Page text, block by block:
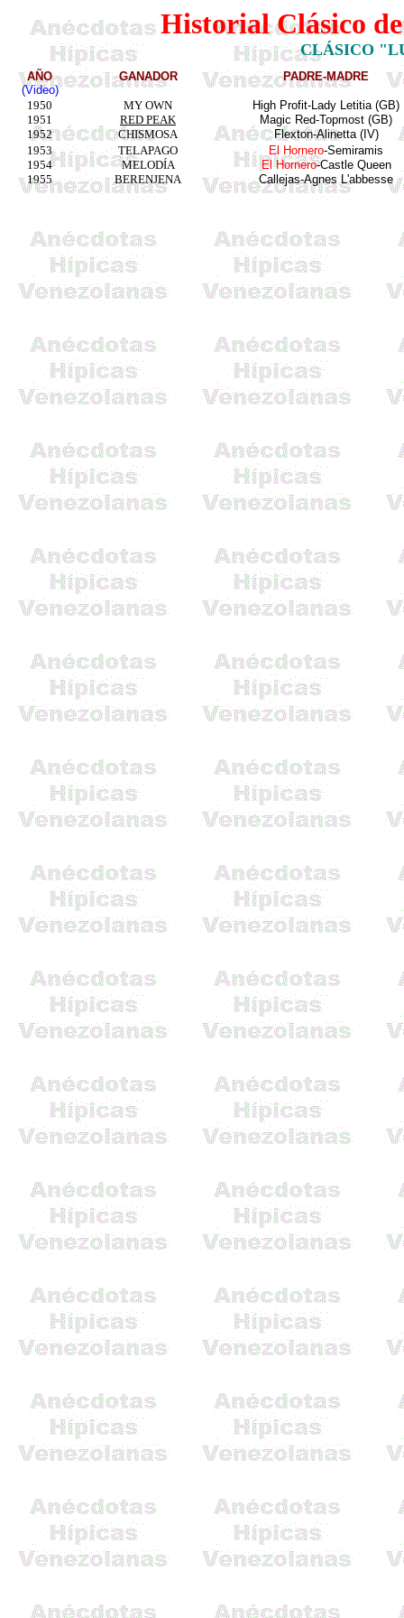
Historial Clásico
CLÁSICO
AÑO
(Video)
GANADOR PADRE-MADRE
1950 MY OWN High Profit-Lady Letitia (GB)
1951
RED PEAK Magic Red-Topmost (GB)
1952
CHISMOSA
Flexton-Alinetta (IV)
1953
TELAPAGO El Hornero-Semiramis
1954
MELODÍA El Hornero-Castle Queen
1955
BERENJENA Callejas-Agnes L'abbesse